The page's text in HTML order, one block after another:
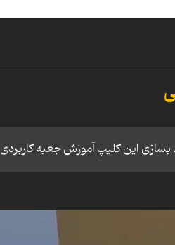
بسازی این کلیپ آموزش جعبه کاربردی